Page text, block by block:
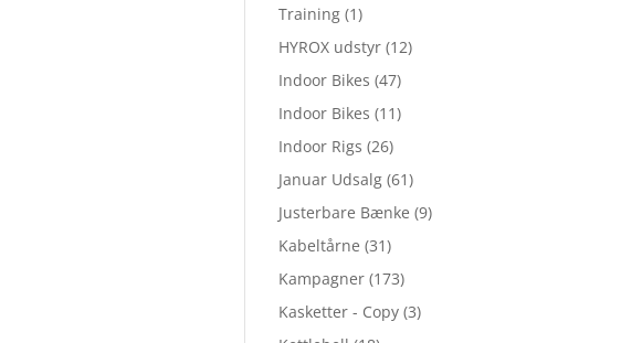
Training (1)
HYROX udstyr (12)
Indoor Bikes (47)
Indoor Bikes (11)
Indoor Rigs (26)
Januar Udsalg (61)
Justerbare Bænke (9)
Kabeltårne (31)
Kampagner (173)
Kasketter - Copy (3)